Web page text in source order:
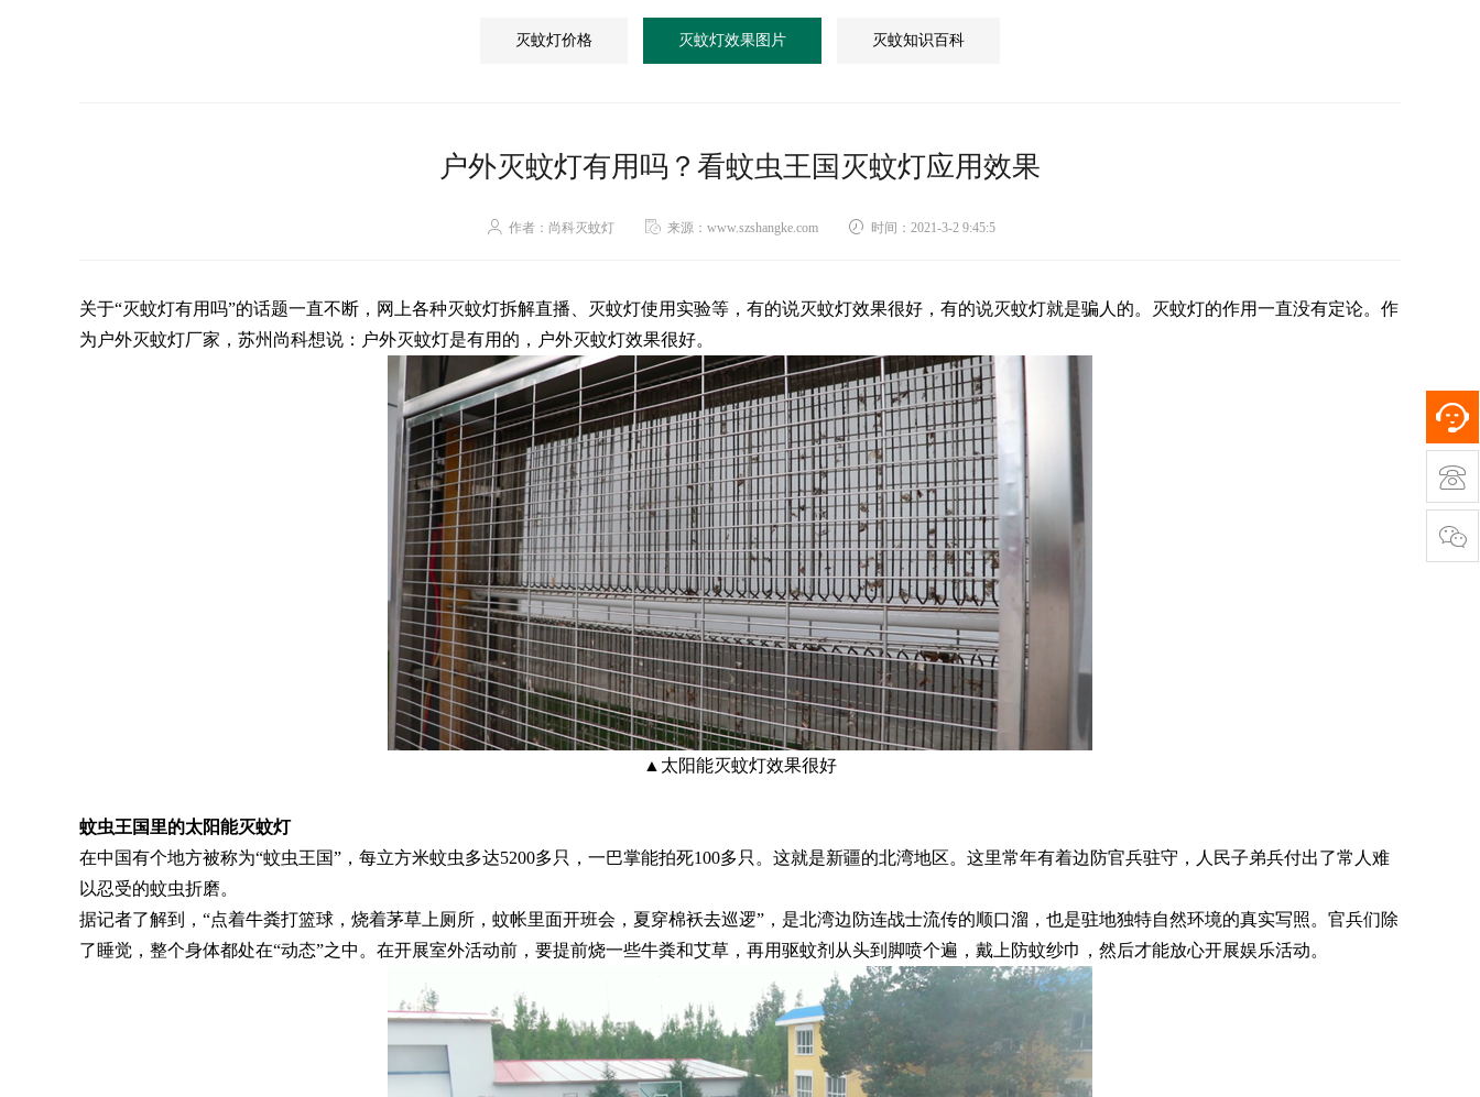
灭蚊灯价格 灭蚊灯效果图片 灭蚊知识百科
户外灭蚊灯有用吗？看蚊虫王国灭蚊灯应用效果
作者：尚科灭蚊灯 来源：www.szshangke.com 时间：2021-3-2 9:45:5
关于“灭蚊灯有用吗”的话题一直不断，网上各种灭蚊灯拆解直播、灭蚊灯使用实验等，有的说灭蚊灯效果很好，有的说灭蚊灯就是骗人的。灭蚊灯的作用一直没有定论。作
为户外灭蚊灯厂家，苏州尚科想说：户外灭蚊灯是有用的，户外灭蚊灯效果很好。
▲太阳能灭蚊灯效果很好
蚊虫王国里的太阳能灭蚊灯
在中国有个地方被称为“蚊虫王国”，每立方米蚊虫多达5200多只，一巴掌能拍死100多只。这就是新疆的北湾地区。这里常年有着边防官兵驻守，人民子弟兵付出了常人难
以忍受的蚊虫折磨。
据记者了解到， “点着牛粪打篮球，烧着茅草上厕所，蚊帐里面开班会，夏穿棉袄去巡逻”，是北湾边防连战士流传的顺口溜，也是驻地独特自然环境的真实写照。官兵们除
了睡觉，整个身体都处在“动态”之中。在开展室外活动前，要提前烧一些牛粪和艾草，再用驱蚊剂从头到脚喷个遍，戴上防蚊纱巾，然后才能放心开展娱乐活动。